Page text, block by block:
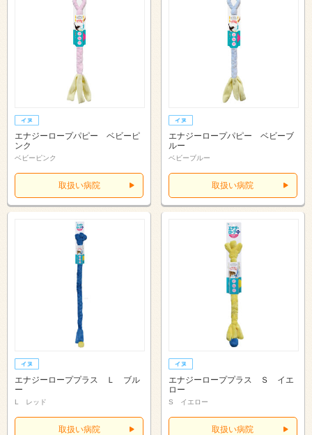
エナジーロープパピー ベビーピ
ンク
ベビーピンク
取扱い病院
エナジーロープパピー ベビーブ
ルー
ベビーブルー
取扱い病院
エナジーローププラス Ｌ ブル
ー
L レッド
取扱い病院
エナジーローププラス Ｓ イエ
ロー
S イエロー
取扱い病院